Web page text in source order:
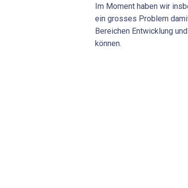
Im Moment haben wir
ein grosses Problem
Bereichen Entwicklung
können.